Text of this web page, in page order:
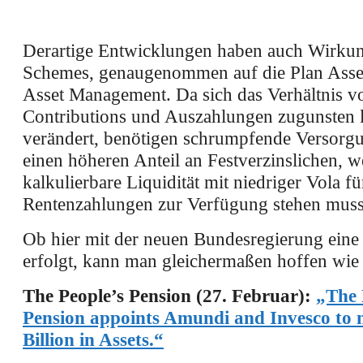
Derartige Entwicklungen haben auch
Schemes, genaugenommen auf die Plan
Asset Management. Da sich das Verhältnis
Contributions und Auszahlungen zugunsten
verändert, benötigen schrumpfende
einen höheren Anteil an Festverzinslichen,
kalkulierbare Liquidität mit niedriger Vola
Rentenzahlungen zur Verfügung stehen
Ob hier mit der neuen Bundesregierung eine
erfolgt, kann man gleichermaßen hoffen
The People’s Pension (27. Februar): „The
Pension appoints Amundi and Invesco to
Billion in Assets.“